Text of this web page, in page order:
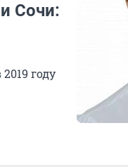
Сочи:
году